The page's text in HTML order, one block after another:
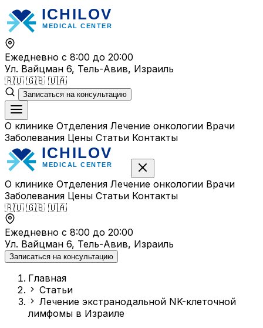
Перейти
к
содержимому
Ежедневно с 8:00 до 20:00
Ул. Вайцман 6, Тель-Авив, Израиль
🇷🇺 🇬🇧 🇺🇦
Записаться на консультацию
О клинике Отделения Лечение онкологии Врачи
Заболевания Цены Статьи Контакты
О клинике Отделения Лечение онкологии Врачи
Заболевания Цены Статьи Контакты
🇷🇺 🇬🇧 🇺🇦
Ежедневно с 8:00 до 20:00
Ул. Вайцман 6, Тель-Авив, Израиль
Записаться на консультацию
Главная
Статьи
Лечение экстранодальной NK-клеточной
лимфомы в Израиле